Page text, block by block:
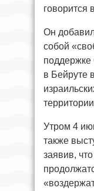
говорится
Он
собой
в Бейруте
Утром 4
также
заявив,